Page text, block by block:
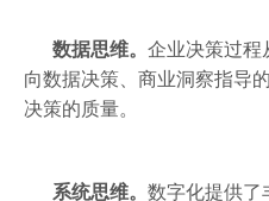
数据思维。 企业决策过程
向数据决策、商业洞察指导
决策的质量。
系统思维。 数字化提供了